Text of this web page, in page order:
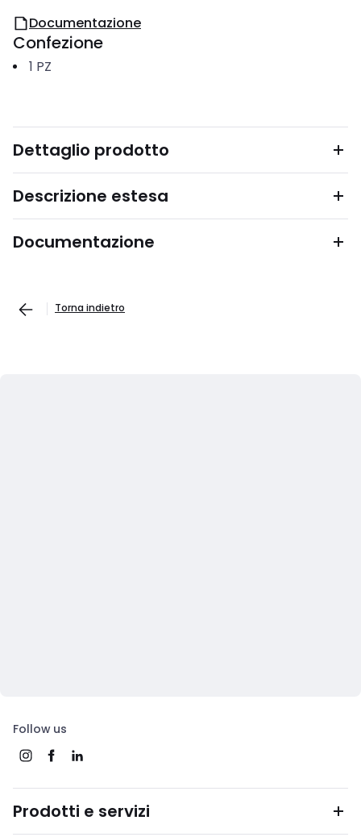
Documentazione
Confezione
1 PZ
Dettaglio prodotto
Descrizione estesa
Documentazione
Torna indietro
Follow us
Prodotti e servizi